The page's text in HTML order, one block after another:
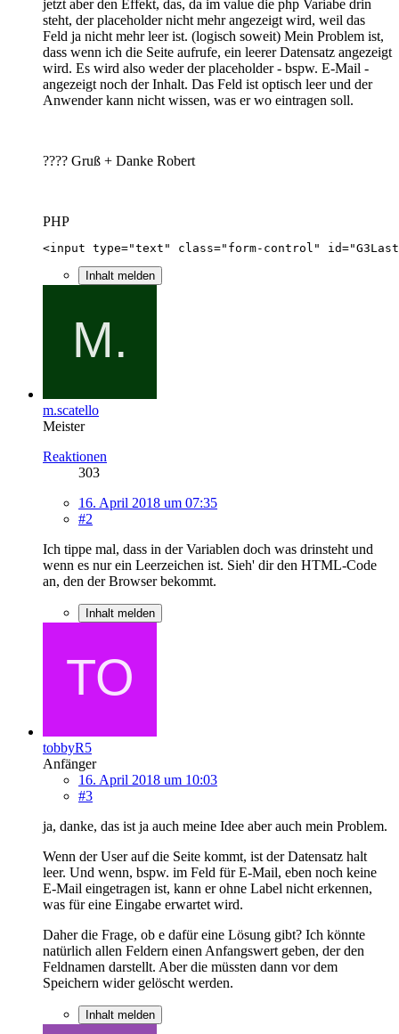
jetzt aber den Effekt, das, da im value die php Variabe drin
steht, der placeholder nicht mehr angezeigt wird, weil das
Feld ja nicht mehr leer ist. (logisch soweit) Mein Problem ist,
dass wenn ich die Seite aufrufe, ein leerer Datensatz angezeigt
wird. Es wird also weder der placeholder - bspw. E-Mail -
angezeigt noch der Inhalt. Das Feld ist optisch leer und der
Anwender kann nicht wissen, was er wo eintragen soll.
???? Gruß + Danke Robert
PHP
<input type="text" class="form-control"
Inhalt melden
m.scatello
Meister
Reaktionen
303
16. April 2018 um 07:35
#2
Ich tippe mal, dass in der Variablen doch was drinsteht und
wenn es nur ein Leerzeichen ist. Sieh' dir den HTML-Code
an, den der Browser bekommt.
Inhalt melden
tobbyR5
Anfänger
16. April 2018 um 10:03
#3
ja, danke, das ist ja auch meine Idee aber auch mein Problem.
Wenn der User auf die Seite kommt, ist der Datensatz halt
leer. Und wenn, bspw. im Feld für E-Mail, eben noch keine
E-Mail eingetragen ist, kann er ohne Label nicht erkennen,
was für eine Eingabe erwartet wird.
Daher die Frage, ob e dafür eine Lösung gibt? Ich könnte
natürlich allen Feldern einen Anfangswert geben, der den
Feldnamen darstellt. Aber die müssten dann vor dem
Speichern wider gelöscht werden.
Inhalt melden